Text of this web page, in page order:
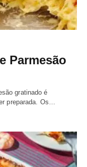
Parmesão
gratinado é
preparada. Os…